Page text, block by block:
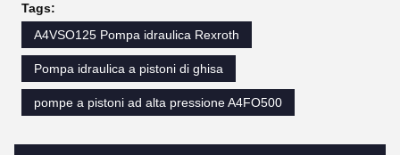
Tags:
A4VSO125 Pompa idraulica Rexroth
Pompa idraulica a pistoni di ghisa
pompe a pistoni ad alta pressione A4FO500